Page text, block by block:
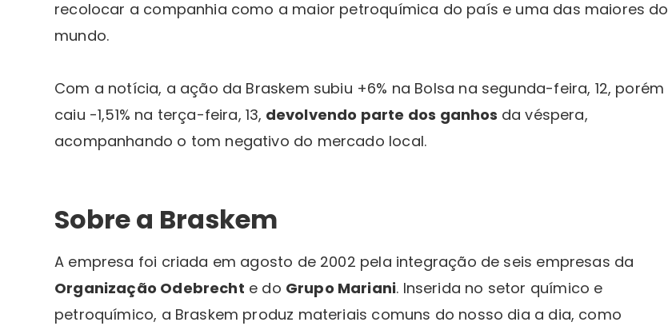
recolocar a companhia como a maior petroquímica do país e uma das maiores do
mundo.
Com a notícia, a ação da Braskem subiu +6% na Bolsa na segunda-feira, 12, porém
caiu -1,51% na terça-feira, 13, devolvendo parte dos ganhos da véspera,
acompanhando o tom negativo do mercado local.
Sobre a Braskem
A empresa foi criada em agosto de 2002 pela integração de seis empresas da
Organização Odebrecht e do Grupo Mariani. Inserida no setor químico e
petroquímico, a Braskem produz materiais comuns do nosso dia a dia, como